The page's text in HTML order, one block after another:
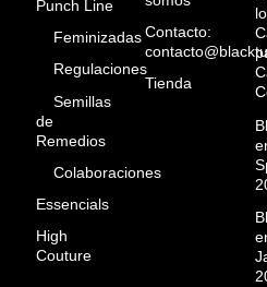
Punch Line
Feminizadas
Regulaciones
Semillas
de
Remedios
Colaboraciones
Essencials
High
Couture
Contacto:
Tienda